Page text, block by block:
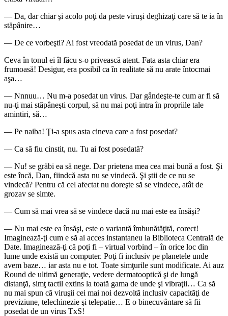
― Da, dar chiar şi acolo poţi da peste viruşi deghizaţi care să te ia în
stăpânire…
― De ce vorbeşti? Ai fost vreodată posedat de un virus, Dan?
Ceva în tonul ei îl făcu s-o privească atent. Fata asta chiar era
frumoasă! Desigur, era posibil ca în realitate să nu arate întocmai
aşa…
― Nnnuu… Nu m-a posedat un virus. Dar gândeşte-te cum ar fi să
nu-ţi mai stăpâneşti corpul, să nu mai poţi intra în propriile tale
amintiri, să…
― Pe naiba! Ţi-a spus asta cineva care a fost posedat?
― Ca să fiu cinstit, nu. Tu ai fost posedată?
― Nu! se grăbi ea să nege. Dar prietena mea cea mai bună a fost. Şi
este încă, Dan, fiindcă asta nu se vindecă. Şi ştii de ce nu se
vindecă? Pentru că cel afectat nu doreşte să se vindece, atât de
grozav se simte.
― Cum să mai vrea să se vindece dacă nu mai este ea însăşi?
― Nu mai este ea însăşi, este o variantă îmbunătăţită, corect!
Imaginează-ţi cum e să ai acces instantaneu la Biblioteca Centrală de
Date. Imaginează-ţi că poţi fi – virtual vorbind – în orice loc din
lume unde există un computer. Poţi fi inclusiv pe planetele unde
avem baze… iar asta nu e tot. Toate simţurile sunt modificate. Ai auz
Round de ultimă generaţie, vedere dermatooptică şi de lungă
distanţă, simţ tactil extins la toată gama de unde şi vibraţii… Ca să
nu mai spun că viruşii cei mai noi dezvoltă inclusiv capacităţi de
previziune, telechinezie şi telepatie… E o binecuvântare să fii
posedat de un virus TxS!